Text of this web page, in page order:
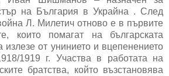
на България в Украйна . След
Л. Милетич отново е в първите
които помагат на българската
от унинието и вцепенението
1919 г. Участва в работата на
братства, който възстановява